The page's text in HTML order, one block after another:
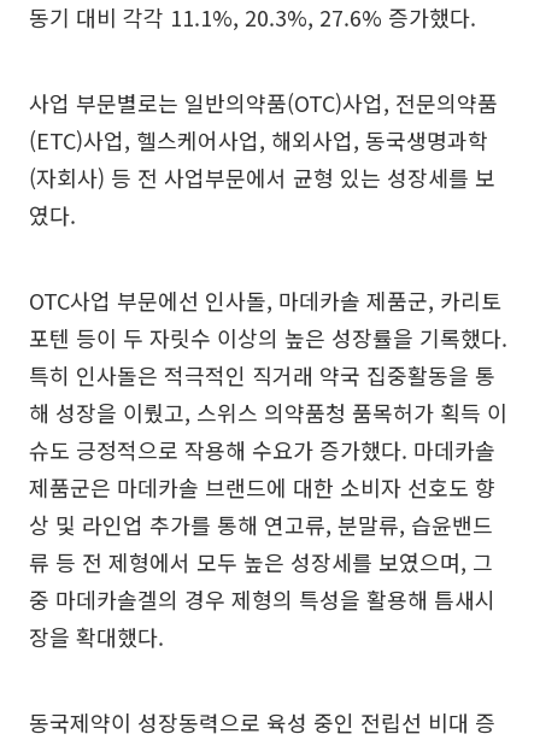
동기 대비 각각 11.1%, 20.3%, 27.6% 증가했다.
사업 부문별로는 일반의약품(OTC)사업, 전문의약품
(ETC)사업, 헬스케어사업, 해외사업, 동국생명과학
(자회사) 등 전 사업부문에서 균형 있는 성장세를 보
였다.
OTC사업 부문에선 인사돌, 마데카솔 제품군, 카리토
포텐 등이 두 자릿수 이상의 높은 성장률을 기록했다.
특히 인사돌은 적극적인 직거래 약국 집중활동을 통
해 성장을 이뤘고, 스위스 의약품청 품목허가 획득 이
슈도 긍정적으로 작용해 수요가 증가했다. 마데카솔
제품군은 마데카솔 브랜드에 대한 소비자 선호도 향
상 및 라인업 추가를 통해 연고류, 분말류, 습윤밴드
류 등 전 제형에서 모두 높은 성장세를 보였으며, 그
중 마데카솔겔의 경우 제형의 특성을 활용해 틈새시
장을 확대했다.
동국제약이 성장동력으로 육성 중인 전립선 비대 증